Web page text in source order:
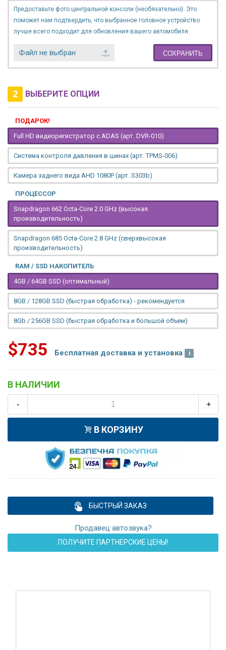
Предоставьте фото центральной консоли (необязательно). Это
поможет нам подтвердить, что выбранное головное устройство
лучше всего подходит для обновления вашего автомобиля.
Файл не выбран СОХРАНИТЬ
2 ВЫБЕРИТЕ ОПЦИИ
ПОДАРОК!
Full HD видеорегистратор с ADAS (арт. DVR-010)
Система контроля давления в шинах (арт. TPMS-006)
Камера заднего вида AHD 1080P (арт. S303b)
ПРОЦЕССОР
Snapdragon 662 Octa-Core 2.0 GHz (высокая
производительность)
Snapdragon 685 Octa-Core 2.8 GHz (сверхвысокая
производительность)
RAM / SSD НАКОПИТЕЛЬ
4GB / 64GB SSD (оптимальный)
8GB / 128GB SSD (быстрая обработка) - рекомендуется
8Gb / 256GB SSD (быстрая обработка и большой объем)
$735 Бесплатная доставка и установка
В НАЛИЧИИ
- +
В КОРЗИНУ
БЫСТРЫЙ ЗАКАЗ
Продавец автозвука?
ПОЛУЧИТЕ ПАРТНЕРСКИЕ ЦЕНЫ!